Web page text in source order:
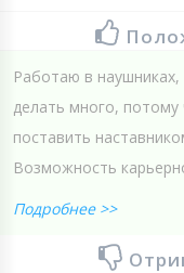
Работаю в
делать много, потому
поставить
Возможность
Подробнее >>